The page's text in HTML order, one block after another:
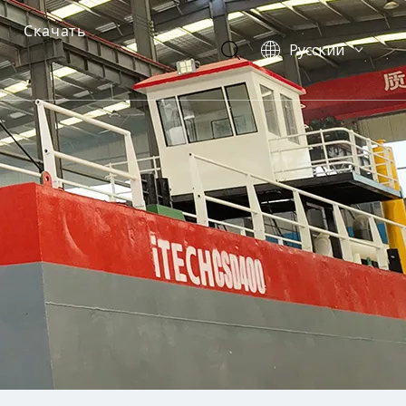
драгер
драгер
Скачать
Pусский
English